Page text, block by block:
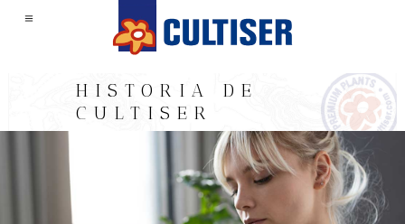
HISTORIA DE
CULTISER